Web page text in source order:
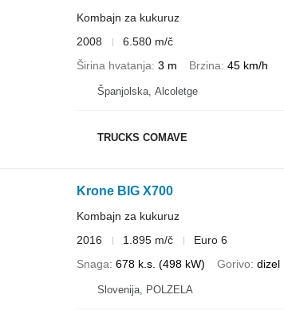
Kombajn za kukuruz
2008
6.580 m/č
Širina hvatanja 3 m Brzina 45 km/h
Španjolska, Alcoletge
TRUCKS COMAVE
Krone BIG X700
Kombajn za kukuruz
2016
1.895 m/č
Euro 6
Snaga 678 k.s. (498 kW) Gorivo dizel
Slovenija, POLZELA